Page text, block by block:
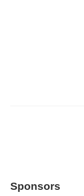
Sponsors